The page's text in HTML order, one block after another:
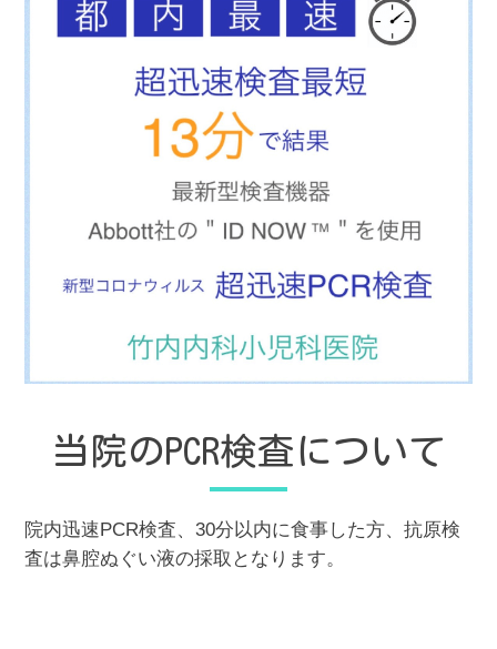
当院のPCR検査について
院内迅速PCR検査、30分以内に食事した方、抗原検
査は鼻腔ぬぐい液の採取となります。